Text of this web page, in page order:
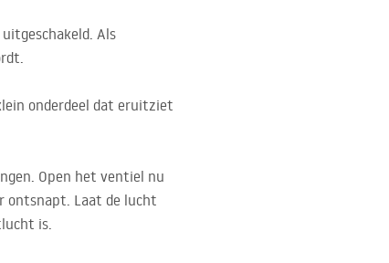
Als
onderdeel dat eruitziet
Open het ventiel nu
ontsnapt. Laat de lucht
is.